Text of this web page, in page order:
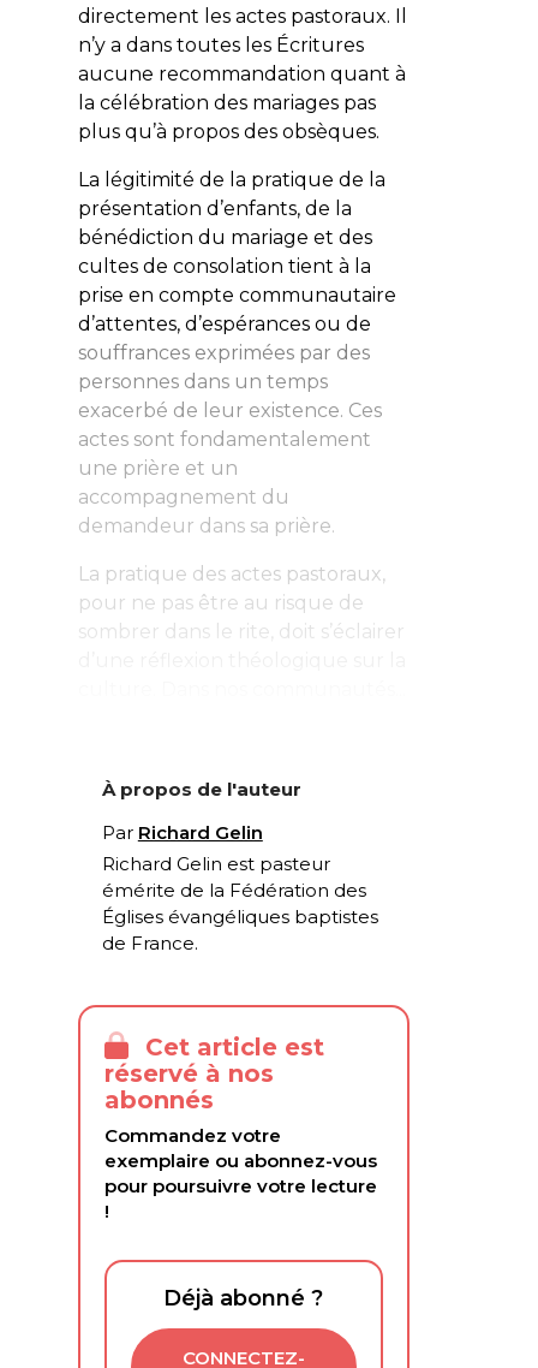
directement les actes pastoraux. Il
n’y a dans toutes les Écritures
aucune recommandation quant à
la célébration des mariages pas
plus qu’à propos des obsèques.
La légitimité de la pratique de la
présentation d’enfants, de la
bénédiction du mariage et des
cultes de consolation tient à la
prise en compte communautaire
d’attentes, d’espérances ou de
souffrances exprimées par des
personnes dans un temps
exacerbé de leur existence. Ces
actes sont fondamentalement
une prière et un
accompagnement du
demandeur dans sa prière.
La pratique des actes pastoraux,
pour ne pas être au risque de
sombrer dans le rite, doit s’éclairer
À propos de l'auteur
Par Richard Gelin
Richard Gelin est pasteur
émérite de la Fédération des
Églises évangéliques baptistes
de France.
Cet article est
réservé à nos
abonnés
Commandez votre
exemplaire ou abonnez-vous
pour poursuivre votre lecture
!
Déjà abonné ?
CONNECTEZ-